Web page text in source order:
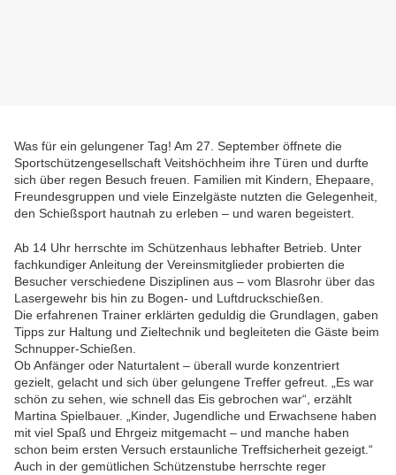
Was für ein gelungener Tag! Am 27. September öffnete die
Sportschützengesellschaft Veitshöchheim ihre Türen und durfte
sich über regen Besuch freuen. Familien mit Kindern, Ehepaare,
Freundesgruppen und viele Einzelgäste nutzten die Gelegenheit,
den Schießsport hautnah zu erleben – und waren begeistert.
Ab 14 Uhr herrschte im Schützenhaus lebhafter Betrieb. Unter
fachkundiger Anleitung der Vereinsmitglieder probierten die
Besucher verschiedene Disziplinen aus – vom Blasrohr über das
Lasergewehr bis hin zu Bogen- und Luftdruckschießen.
Die erfahrenen Trainer erklärten geduldig die Grundlagen, gaben
Tipps zur Haltung und Zieltechnik und begleiteten die Gäste beim
Schnupper-Schießen.
Ob Anfänger oder Naturtalent – überall wurde konzentriert
gezielt, gelacht und sich über gelungene Treffer gefreut. „Es war
schön zu sehen, wie schnell das Eis gebrochen war“, erzählt
Martina Spielbauer. „Kinder, Jugendliche und Erwachsene haben
mit viel Spaß und Ehrgeiz mitgemacht – und manche haben
schon beim ersten Versuch erstaunliche Treffsicherheit gezeigt.“
Auch in der gemütlichen Schützenstube herrschte reger